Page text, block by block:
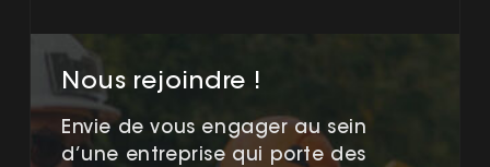
Nous rejoindre !
Envie de vous engager au sein
d’une entreprise qui porte des